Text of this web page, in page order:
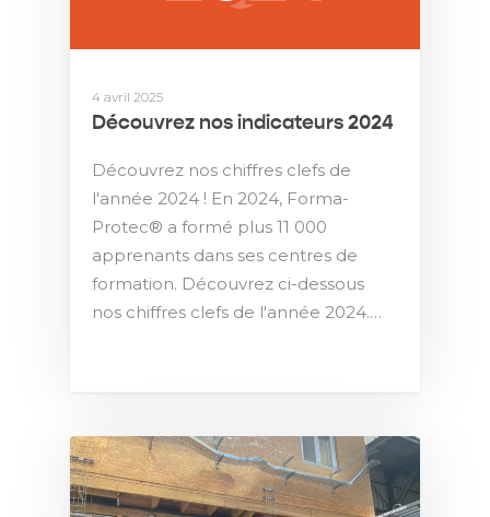
4 avril 2025
Découvrez nos indicateurs 2024
Découvrez nos chiffres clefs de
l'année 2024 ! En 2024, Forma-
Protec® a formé plus 11 000
apprenants dans ses centres de
formation. Découvrez ci-dessous
nos chiffres clefs de l'année 2024.…